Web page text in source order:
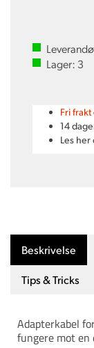
Lager: 3
Fri frakt
14
Les her
Beskrivelse
Tips & Tricks
Adapterkabel
fungere mot en